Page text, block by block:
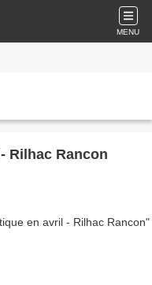
MENU
Rilhac Rancon